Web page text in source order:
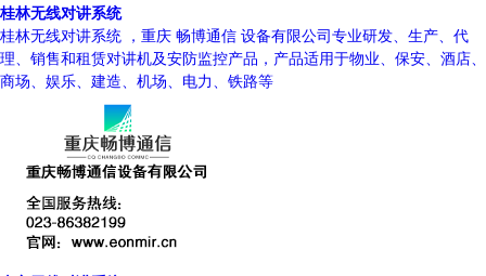
桂林无线对讲系统
桂林无线对讲系统 ，重庆 畅博通信 设备有限公司专业研发、生产、代
理、销售和租赁对讲机及安防监控产品，产品适用于物业、保安、酒店、
商场、娱乐、建造、机场、电力、铁路等